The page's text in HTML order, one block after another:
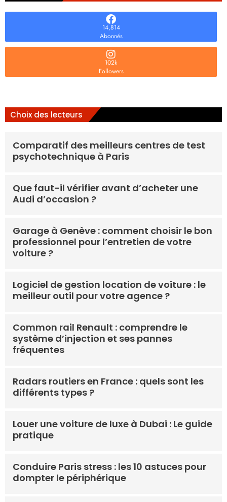
14,814
Abonnés
102k
Followers
Choix des lecteurs
Comparatif des meilleurs centres de test
psychotechnique à Paris
Que faut-il vérifier avant d’acheter une
Audi d’occasion ?
Garage à Genève : comment choisir le bon
professionnel pour l’entretien de votre
voiture ?
Logiciel de gestion location de voiture : le
meilleur outil pour votre agence ?
Common rail Renault : comprendre le
système d’injection et ses pannes
fréquentes
Radars routiers en France : quels sont les
différents types ?
Louer une voiture de luxe à Dubai : Le guide
pratique
Conduire Paris stress : les 10 astuces pour
dompter le périphérique